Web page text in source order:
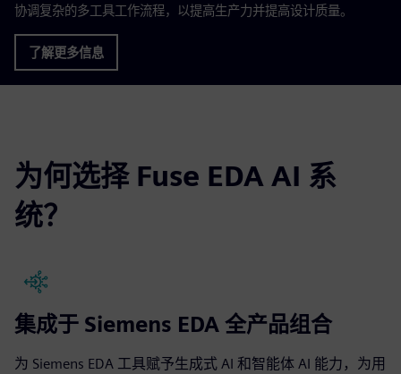
协调复杂的多工具工作流程，以提高生产力并提高设计质量。
了解更多信息
为何选择 Fuse EDA AI 系
统？
集成于 Siemens EDA 全产品组合
为 Siemens EDA 工具赋予生成式 AI 和智能体 AI 能力，为用